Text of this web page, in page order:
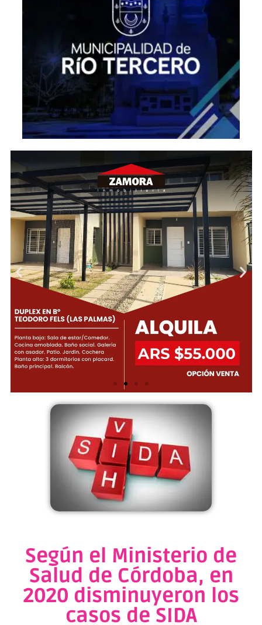
Según el Ministerio de
Salud de Córdoba, en
2020 disminuyeron los
casos de SIDA